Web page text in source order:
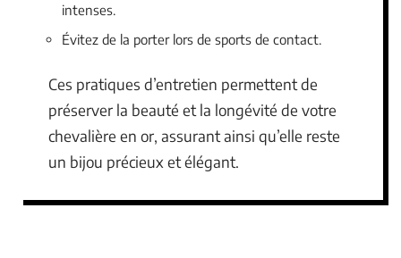
intenses.
Évitez de la porter lors de sports de contact.
Ces pratiques d’entretien permettent de
préserver la beauté et la longévité de votre
chevalière en or, assurant ainsi qu’elle reste
un bijou précieux et élégant.